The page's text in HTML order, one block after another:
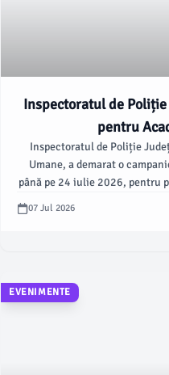
Inspectoratul de
pentru
Inspectoratul de Poliție
Umane, a demarat o
până pe 24 iulie 2026, pentru
concursul de admitere la
07 Jul 2026
EVENIMENTE